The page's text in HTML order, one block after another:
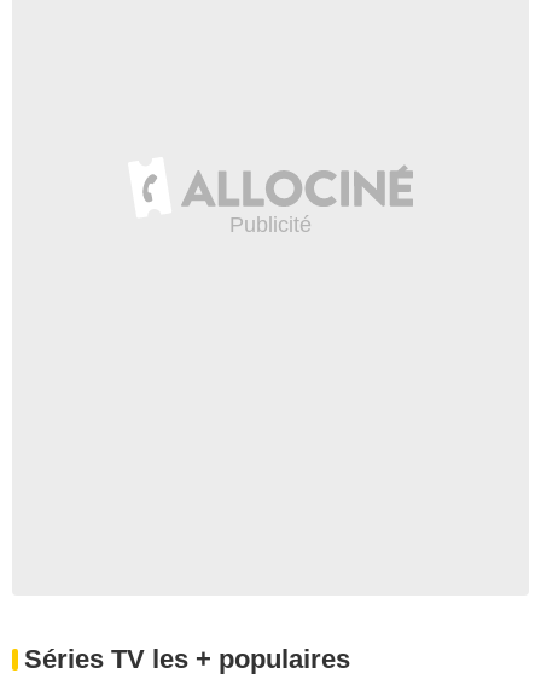
Séries TV les + populaires